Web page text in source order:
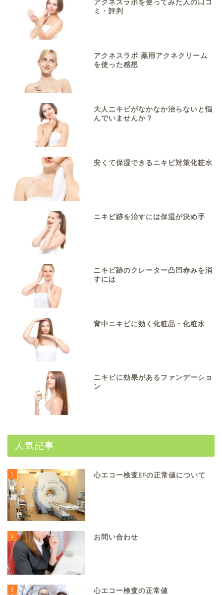
アクネスラボを使ってみた人の口コ
ミ・評判
アクネスラボ 薬用アクネクリーム
を使った感想
大人ニキビがなかなか治らないと悩
んでいませんか？
安くて保湿できるニキビ対策化粧水
ニキビ跡を治すには保湿が決め手
ニキビ跡のクレーター凸凹赤みを消
すには
背中ニキビに効く化粧品・化粧水
ニキビに効果があるファンデーショ
ン
人気記事
1 心エコー検査EFの正常値について
2 お問い合わせ
3 心エコー検査の正常値